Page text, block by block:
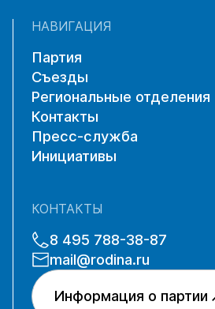
НАВИГАЦИЯ
Партия
Съезды
Региональные отделения
Контакты
Пресс-служба
Инициативы
КОНТАКТЫ
8 495 788-38-87
mail@rodina.ru
Информация о партии